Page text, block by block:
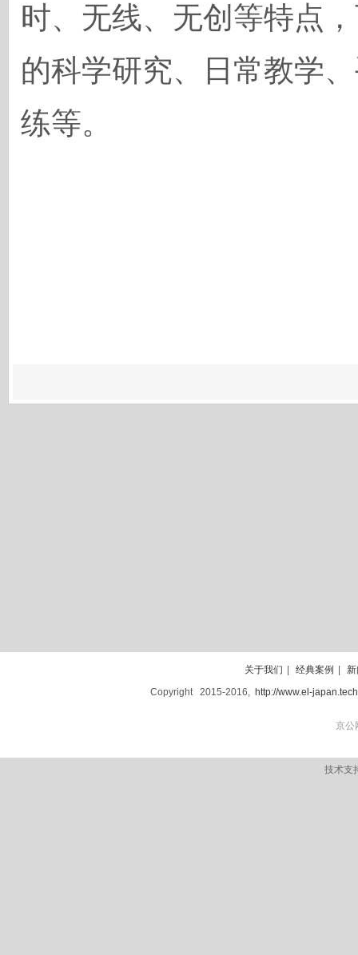
时、无线、无创等特点
的科学研究、日常教学
练等。
关于我们 经典案例
Copyright 2015-2016, http://www.el-
京公
技术支